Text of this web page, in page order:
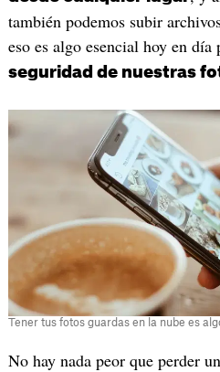
también podemos subir
eso es algo esencial hoy en día
seguridad de nuestras
Tener tus fotos guardas en la nube es
No hay nada peor que perder